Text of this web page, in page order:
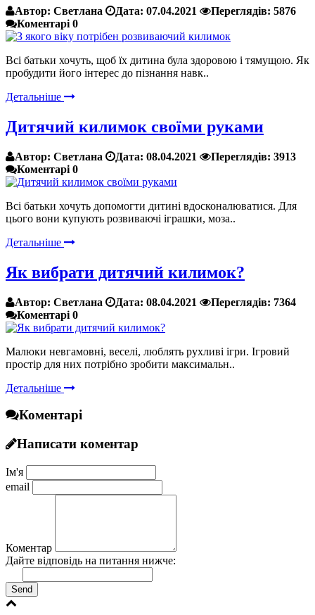
Автор: Светлана Дата: 07.04.2021 Переглядів: 5876
Коментарі 0
Всі батьки хочуть, щоб їх дитина була здоровою і тямущою. Як
пробудити його інтерес до пізнання навк..
Детальніше
Дитячий килимок своїми руками
Автор: Светлана Дата: 08.04.2021 Переглядів: 3913
Коментарі 0
Всі батьки хочуть допомогти дитині вдосконалюватися. Для
цього вони купують розвиваючі іграшки, моза..
Детальніше
Як вибрати дитячий килимок?
Автор: Светлана Дата: 08.04.2021 Переглядів: 7364
Коментарі 0
Малюки невгамовні, веселі, люблять рухливі ігри. Ігровий
простір для них потрібно зробити максимальн..
Детальніше
Коментарі
Написати коментар
Ім'я
email
Коментар
Дайте відповідь на питання нижче:
Send